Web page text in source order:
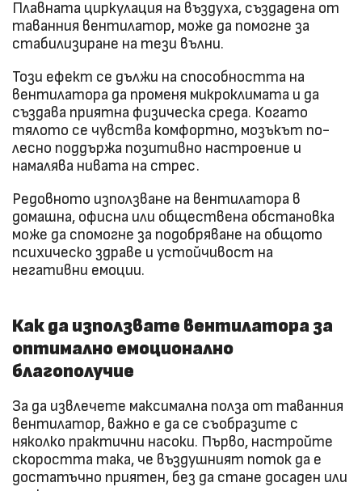
Плавната циркулация на въздуха, създадена от
таванния вентилатор, може да помогне за
стабилизиране на тези вълни.
Този ефект се дължи на способността на
вентилатора да променя микроклимата и да
създава приятна физическа среда. Когато
тялото се чувства комфортно, мозъкът по-
лесно поддържа позитивно настроение и
намалява нивата на стрес.
Редовното използване на вентилатора в
домашна, офисна или обществена обстановка
може да спомогне за подобряване на общото
психическо здраве и устойчивост на
негативни емоции.
Как да използвате вентилатора за
оптимално емоционално
благополучие
За да извлечете максимална полза от таванния
вентилатор, важно е да се съобразите с
няколко практични насоки. Първо, настройте
скоростта така, че въздушният поток да е
достатъчно приятен, без да стане досаден или